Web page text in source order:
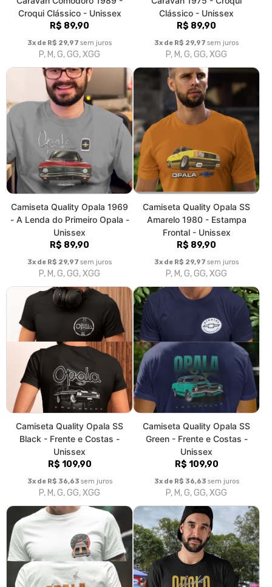
Camiseta Quality Opala 1969
- A Lenda do Primeiro Opala -
Unissex
R$ 89,90
3x de R$ 29,97
P, M, G, GG, XGG
Camiseta Quality Opala SS
Amarelo 1980 - Estampa
Frontal - Unissex
R$ 89,90
Camiseta Quality Opala SS
Black - Frente e Costas -
Unissex
R$ 109,90
3x de R$ 36,63 sem juros
P, M, G, GG, XGG
Camiseta Quality Opala SS
Green - Frente e Costas -
Unissex
R$ 109,90
3x de R$ 36,63 sem juros
P, M, G, GG, XGG
Camiseta Quality Opala SS
Orange - Frente e Costas -
Unissex
R$ 109,90
3x de R$ 36,63 sem juros
P, M, G, GG, XGG
Camiseta Quality Opala
Comodoro - Estampa Frontal -
Unissex
R$ 89,90
3x de R$ 29,97 sem juros
P, M, G, GG, XGG